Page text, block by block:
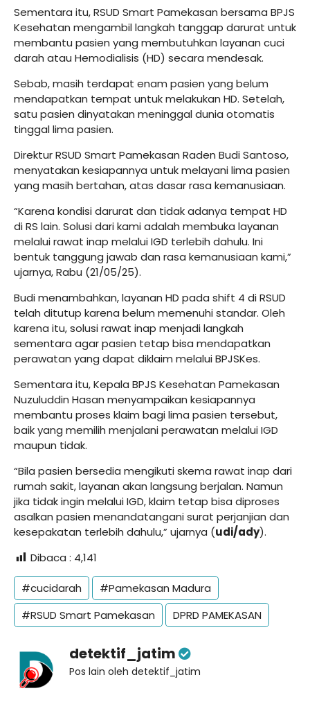
Sementara itu, RSUD Smart Pamekasan bersama BPJS
Kesehatan mengambil langkah tanggap darurat untuk
membantu pasien yang membutuhkan layanan cuci
darah atau Hemodialisis (HD) secara mendesak.
Sebab, masih terdapat enam pasien yang belum
mendapatkan tempat untuk melakukan HD. Setelah,
satu pasien dinyatakan meninggal dunia otomatis
tinggal lima pasien.
Direktur RSUD Smart Pamekasan Raden Budi Santoso,
menyatakan kesiapannya untuk melayani lima pasien
yang masih bertahan, atas dasar rasa kemanusiaan.
“Karena kondisi darurat dan tidak adanya tempat HD
di RS lain. Solusi dari kami adalah membuka layanan
melalui rawat inap melalui IGD terlebih dahulu. Ini
bentuk tanggung jawab dan rasa kemanusiaan kami,”
ujarnya, Rabu (21/05/25).
Budi menambahkan, layanan HD pada shift 4 di RSUD
telah ditutup karena belum memenuhi standar. Oleh
karena itu, solusi rawat inap menjadi langkah
sementara agar pasien tetap bisa mendapatkan
perawatan yang dapat diklaim melalui BPJSKes.
Sementara itu, Kepala BPJS Kesehatan Pamekasan
Nuzuluddin Hasan menyampaikan kesiapannya
membantu proses klaim bagi lima pasien tersebut,
baik yang memilih menjalani perawatan melalui IGD
maupun tidak.
“Bila pasien bersedia mengikuti skema rawat inap dari
rumah sakit, layanan akan langsung berjalan. Namun
jika tidak ingin melalui IGD, klaim tetap bisa diproses
asalkan pasien menandatangani surat perjanjian dan
kesepakatan terlebih dahulu,” ujarnya (udi/ady).
Dibaca : 4,141
#cucidarah
#Pamekasan Madura
#RSUD Smart Pamekasan
DPRD PAMEKASAN
detektif_jatim
Pos lain oleh detektif_jatim